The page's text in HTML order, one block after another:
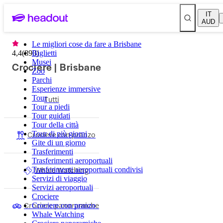
IT
AUD
Le migliori cose da fare a Brisbane
Biglietti
Musei
Zoo
Parchi
Esperienze immersive
Tour
Tour a piedi
Tour guidati
Tour della città
Tour di più giorni
Gite di un giorno
Trasferimenti
Trasferimenti aeroportuali
Trasferimenti aeroportuali condivisi
Servizi di viaggio
Servizi aeroportuali
Crociere
Crociere con pranzo
Whale Watching
4,4(890)
Crociere | Brisbane
Tutti
Crociere con pranzo
Whale Watching
Crociere panoramiche